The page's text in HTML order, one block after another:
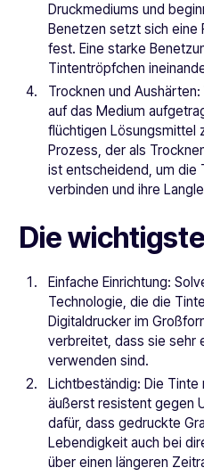
Druckmediums und
Benetzen setzt sich eine
fest. Eine starke
Tintentröpfchen
Trocknen und
auf das Medium
flüchtigen Lösungsmittel
Prozess, der als
ist entscheidend, um die
verbinden und ihre
Die
Einfache Einrichtung:
Technologie, die die
Digitaldrucker im
verbreitet, dass sie sehr
verwenden sind.
Lichtbeständig: Die
äußerst resistent gegen
dafür, dass gedruckte
Lebendigkeit auch bei
über einen längeren